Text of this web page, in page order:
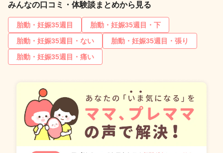
みんなの口コミ・体験談まとめから見る
胎動・妊娠35週目
胎動・妊娠35週目・下
胎動・妊娠35週目・ない
胎動・妊娠35週目・張り
胎動・妊娠35週目・痛い